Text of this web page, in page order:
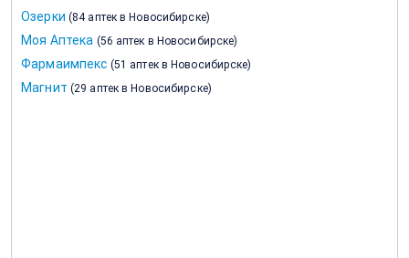
Озерки (84 аптек в Новосибирске)
Моя Аптека (56 аптек в Новосибирске)
Фармаимпекс (51 аптек в Новосибирске)
Магнит (29 аптек в Новосибирске)